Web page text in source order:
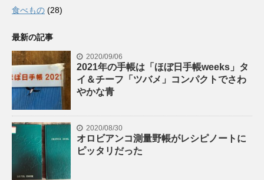
食べもの (28)
最新の記事
2020/09/06
2021年の手帳は「ほぼ日手帳weeks」タ
イ＆チーフ「ツバメ」コンパクトでさわ
やかな青
2020/08/30
オロビアンコ測量野帳がレシピノートに
ピッタリだった